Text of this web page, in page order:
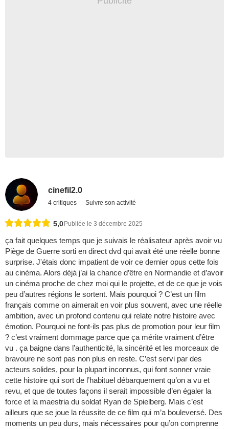
cinefil2.0
4 critiques Suivre son activité
5,0 Publiée le 3 décembre 2025
ça fait quelques temps que je suivais le réalisateur après avoir vu
Piège de Guerre sorti en direct dvd qui avait été une réelle bonne
surprise. J'étais donc impatient de voir ce dernier opus cette fois
au cinéma. Alors déjà j’ai la chance d’être en Normandie et d’avoir
un cinéma proche de chez moi qui le projette, et de ce que je vois
peu d’autres régions le sortent. Mais pourquoi ? C’est un film
français comme on aimerait en voir plus souvent, avec une réelle
ambition, avec un profond contenu qui relate notre histoire avec
émotion. Pourquoi ne font-ils pas plus de promotion pour leur film
? c’est vraiment dommage parce que ça mérite vraiment d’être
vu . ça baigne dans l’authenticité, la sincérité et les morceaux de
bravoure ne sont pas non plus en reste. C’est servi par des
acteurs solides, pour la plupart inconnus, qui font sonner vraie
cette histoire qui sort de l’habituel débarquement qu’on a vu et
revu, et que de toutes façons il serait impossible d’en égaler la
force et la maestria du soldat Ryan de Spielberg. Mais c’est
ailleurs que se joue la réussite de ce film qui m’a bouleversé. Des
moments un peu durs, mais nécessaires pour qu’on comprenne